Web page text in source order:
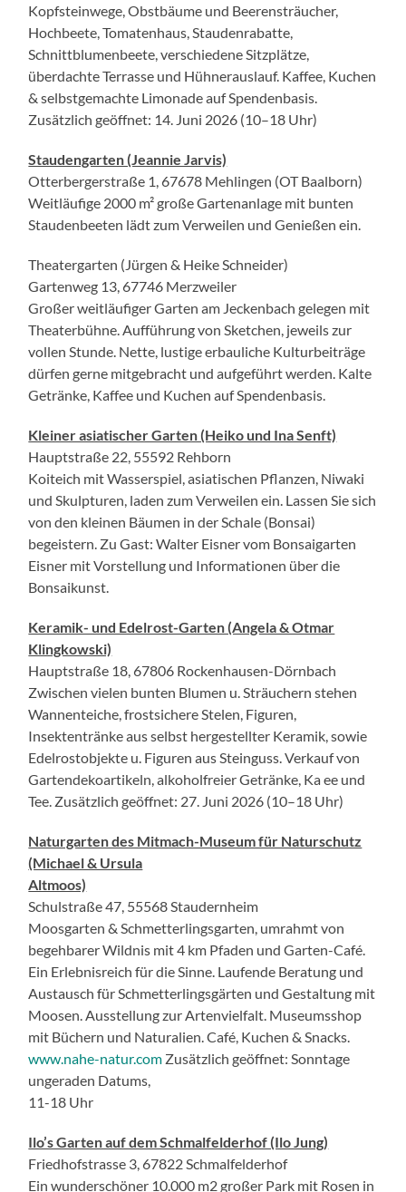
Kopfsteinwege, Obstbäume und Beerensträucher,
Hochbeete, Tomatenhaus, Staudenrabatte,
Schnittblumenbeete, verschiedene Sitzplätze,
überdachte Terrasse und Hühnerauslauf. Kaffee, Kuchen
& selbstgemachte Limonade auf Spendenbasis.
Zusätzlich geöffnet: 14. Juni 2026 (10–18 Uhr)
Staudengarten (Jeannie Jarvis)
Otterbergerstraße 1, 67678 Mehlingen (OT Baalborn)
Weitläufige 2000 m² große Gartenanlage mit bunten
Staudenbeeten lädt zum Verweilen und Genießen ein.
Theatergarten (Jürgen & Heike Schneider)
Gartenweg 13, 67746 Merzweiler
Großer weitläufiger Garten am Jeckenbach gelegen mit
Theaterbühne. Aufführung von Sketchen, jeweils zur
vollen Stunde. Nette, lustige erbauliche Kulturbeiträge
dürfen gerne mitgebracht und aufgeführt werden. Kalte
Getränke, Kaffee und Kuchen auf Spendenbasis.
Kleiner asiatischer Garten (Heiko und Ina Senft)
Hauptstraße 22, 55592 Rehborn
Koiteich mit Wasserspiel, asiatischen Pflanzen, Niwaki
und Skulpturen, laden zum Verweilen ein. Lassen Sie sich
von den kleinen Bäumen in der Schale (Bonsai)
begeistern. Zu Gast: Walter Eisner vom Bonsaigarten
Eisner mit Vorstellung und Informationen über die
Bonsaikunst.
Keramik- und Edelrost-Garten (Angela & Otmar
Klingkowski)
Hauptstraße 18, 67806 Rockenhausen-Dörnbach
Zwischen vielen bunten Blumen u. Sträuchern stehen
Wannenteiche, frostsichere Stelen, Figuren,
Insektentränke aus selbst hergestellter Keramik, sowie
Edelrostobjekte u. Figuren aus Steinguss. Verkauf von
Gartendekoartikeln, alkoholfreier Getränke, Ka ee und
Tee. Zusätzlich geöffnet: 27. Juni 2026 (10–18 Uhr)
Naturgarten des Mitmach-Museum für Naturschutz
(Michael & Ursula
Altmoos)
Schulstraße 47, 55568 Staudernheim
Moosgarten & Schmetterlingsgarten, umrahmt von
begehbarer Wildnis mit 4 km Pfaden und Garten-Café.
Ein Erlebnisreich für die Sinne. Laufende Beratung und
Austausch für Schmetterlingsgärten und Gestaltung mit
Moosen. Ausstellung zur Artenvielfalt. Museumsshop
mit Büchern und Naturalien. Café, Kuchen & Snacks.
www.nahe-natur.com Zusätzlich geöffnet: Sonntage
ungeraden Datums,
11-18 Uhr
Ilo’s Garten auf dem Schmalfelderhof (Ilo Jung)
Friedhofstrasse 3, 67822 Schmalfelderhof
Ein wunderschöner 10.000 m2 großer Park mit Rosen in